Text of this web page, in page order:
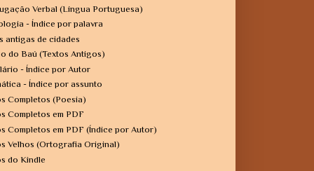
Verbal (Língua Portuguesa)
- Índice por palavra
antigas de cidades
do Baú (Textos Antigos)
- Índice por Autor
- Índice por assunto
Completos (Poesia)
Completos em PDF
Completos em PDF (Índice por Autor)
Velhos (Ortografia Original)
do Kindle